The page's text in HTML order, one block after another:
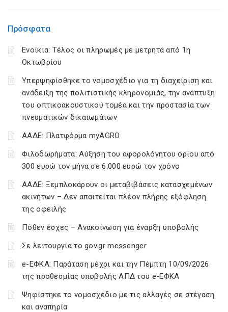
Πρόσφατα
Ενοίκια: Τέλος οι πληρωμές με μετρητά από 1η
Οκτωβρίου
Υπερψηφίσθηκε το νομοσχέδιο για τη διαχείριση και
ανάδειξη της πολιτιστικής κληρονομιάς, την ανάπτυξη
του οπτικοακουστικού τομέα και την προστασία των
πνευματικών δικαιωμάτων
ΑΑΔΕ: Πλατφόρμα myAGRO
Φιλοδωρήματα: Αύξηση του αφορολόγητου ορίου από
300 ευρώ τον μήνα σε 6.000 ευρώ τον χρόνο
ΑΑΔΕ: Ξεμπλοκάρουν οι μεταβιβάσεις κατασχεμένων
ακινήτων – Δεν απαιτείται πλέον πλήρης εξόφληση
της οφειλής
Πόθεν έσχες – Ανακοίνωση για έναρξη υποβολής
Σε λειτουργία το gov.gr messenger
e-ΕΦΚΑ: Παράταση μέχρι και την Πέμπτη 10/09/2026
της προθεσμίας υποβολής ΑΠΔ του e-ΕΦΚΑ
Ψηφίστηκε το νομοσχέδιο με τις αλλαγές σε στέγαση
και αναπηρία